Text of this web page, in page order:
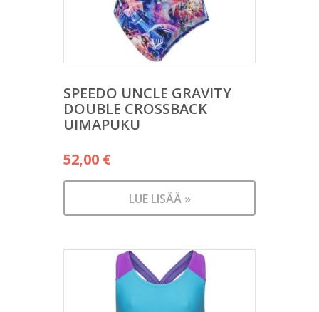
SPEEDO UNCLE GRAVITY
DOUBLE CROSSBACK
UIMAPUKU
52,00 €
LUE LISÄÄ »